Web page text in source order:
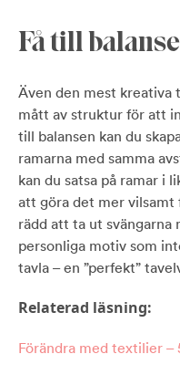
Få till
Även den mest kreativa
mått av struktur för att
till balansen kan du
ramarna med samma
kan du satsa på ramar i
att göra det mer
rädd att ta ut
personliga motiv som
tavla – en ”perfekt”
Relaterad läsning:
Förändra med textilier –